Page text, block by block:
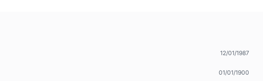
12/01/1987
01/01/1900